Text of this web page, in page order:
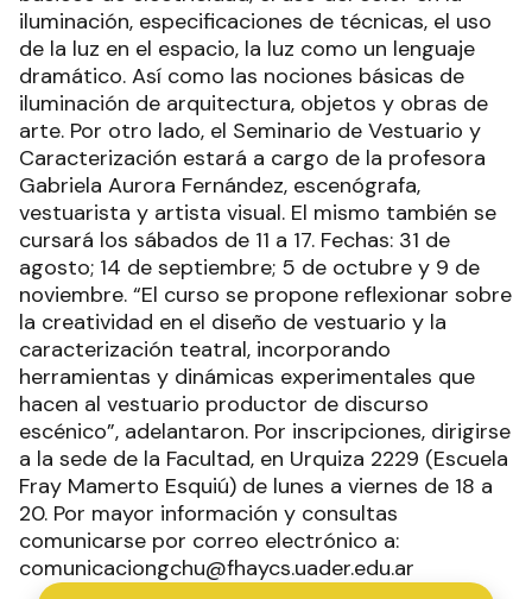
iluminación, especificaciones de técnicas, el uso
de la luz en el espacio, la luz como un lenguaje
dramático. Así como las nociones básicas de
iluminación de arquitectura, objetos y obras de
arte. Por otro lado, el Seminario de Vestuario y
Caracterización estará a cargo de la profesora
Gabriela Aurora Fernández, escenógrafa,
vestuarista y artista visual. El mismo también se
cursará los sábados de 11 a 17. Fechas: 31 de
agosto; 14 de septiembre; 5 de octubre y 9 de
noviembre. “El curso se propone reflexionar sobre
la creatividad en el diseño de vestuario y la
caracterización teatral, incorporando
herramientas y dinámicas experimentales que
hacen al vestuario productor de discurso
escénico”, adelantaron. Por inscripciones, dirigirse
a la sede de la Facultad, en Urquiza 2229 (Escuela
Fray Mamerto Esquiú) de lunes a viernes de 18 a
20. Por mayor información y consultas
comunicarse por correo electrónico a:
comunicaciongchu@fhaycs.uader.edu.ar